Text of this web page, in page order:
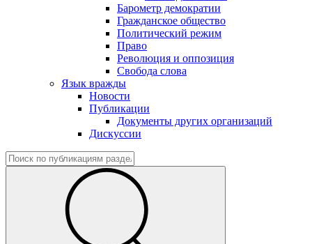
Барометр демократии
Гражданское общество
Политический режим
Право
Революция и оппозиция
Свобода слова
Язык вражды
Новости
Публикации
Документы других организаций
Дискуссии